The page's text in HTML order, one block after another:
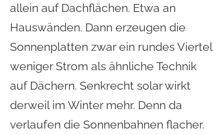
allein auf Dachflächen. Etwa an
Hauswänden. Dann erzeugen die
Sonnenplatten zwar ein rundes Viertel
weniger Strom als ähnliche Technik
auf Dächern. Senkrecht solar wirkt
derweil im Winter mehr. Denn da
verlaufen die Sonnenbahnen flacher.